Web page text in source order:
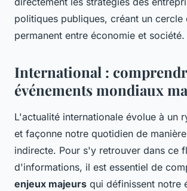
politiques publiques, créant un
permanent entre économie et société.
International :
événements mondiaux
L'actualité internationale évolue à un
et façonne notre quotidien de
indirecte. Pour s'y retrouver dans ce
d'informations, il est essentiel de
enjeux majeurs qui définissent notre